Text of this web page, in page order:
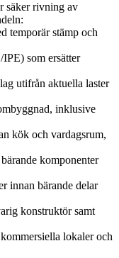
säker rivning av
temporär stämp och
som ersätter
utifrån aktuella laster
inklusive
kök och vardagsrum,
komponenter
innan bärande delar
konstruktör samt
lokaler och